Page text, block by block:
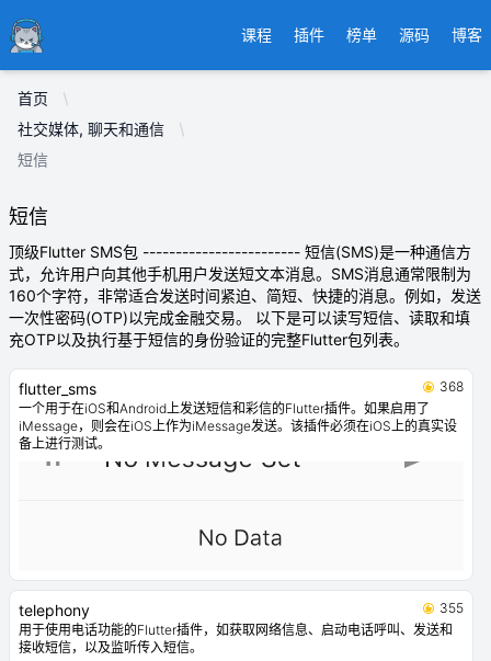
Ducafecat 课程 插件 榜单 源码 博客
首页
社交媒体, 聊天和通信
短信
短信
顶级Flutter SMS包 ------------------------ 短信(SMS)是一种通信方
式，允许用户向其他手机用户发送短文本消息。SMS消息通常限制为
160个字符，非常适合发送时间紧迫、简短、快捷的消息。例如，发送
一次性密码(OTP)以完成金融交易。 以下是可以读写短信、读取和填
充OTP以及执行基于短信的身份验证的完整Flutter包列表。
flutter_sms
368
一个用于在iOS和Android上发送短信和彩信的Flutter插件。如果启用了
iMessage，则会在iOS上作为iMessage发送。该插件必须在iOS上的真实设
备上进行测试。
telephony
355
用于使用电话功能的Flutter插件，如获取网络信息、启动电话呼叫、发送和
接收短信，以及监听传入短信。